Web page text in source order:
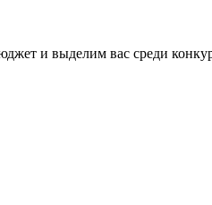
и выделим вас среди